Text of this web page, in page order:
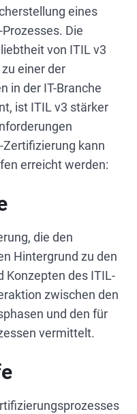
eines
Die
von ITIL v3
einer der
in der IT-Branche
ist ITIL v3 stärker
Zertifizierung kann
erreicht werden:
die den
Hintergrund zu den
Konzepten des ITIL-
zwischen den
und den für
vermittelt.